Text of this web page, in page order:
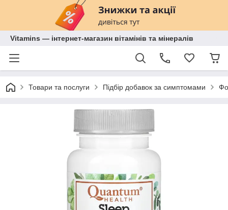
Vitamins — інтернет-магазин вітамінів та мінералів
Товари та послуги Підбір добавок за симптомами